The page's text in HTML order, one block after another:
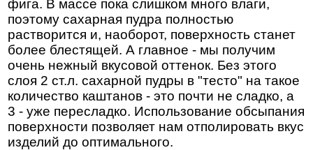
фига. В массе пока слишком много влаги,
поэтому сахарная пудра полностью
растворится и, наоборот, поверхность станет
более блестящей. А главное - мы получим
очень нежный вкусовой оттенок. Без этого
слоя 2 ст.л. сахарной пудры в "тесто" на такое
количество каштанов - это почти не сладко, а
3 - уже пересладко. Использование обсыпания
поверхности позволяет нам отполировать вкус
изделий до оптимального.